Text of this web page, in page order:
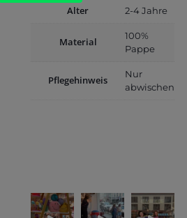
Alter 2-4 Jahre
Material
100%
Pappe
Pflegehinweis
Nur
abwischen